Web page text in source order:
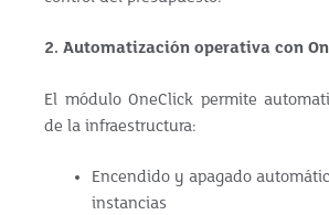
2. Automatización operativa con
El módulo OneClick permite
de la infraestructura:
Encendido y apagado
instancias